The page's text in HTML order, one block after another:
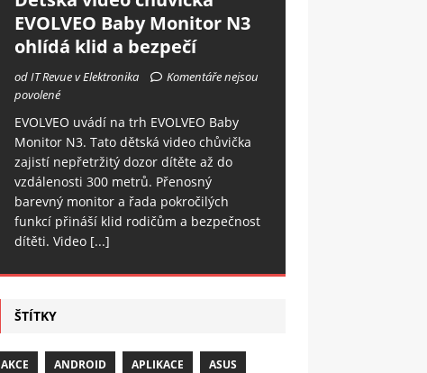
EVOLVEO Baby Monitor N3
ohlídá klid a bezpečí
od IT Revue v Elektronika
Komentáře nejsou
povolené
EVOLVEO uvádí na trh EVOLVEO Baby
Monitor N3. Tato dětská video chůvička
zajistí nepřetržitý dozor dítěte až do
vzdálenosti 300 metrů. Přenosný
barevný monitor a řada pokročilých
funkcí přináší klid rodičům a bezpečnost
dítěti. Video [...]
ŠTÍTKY
AKCE ANDROID APLIKACE ASUS